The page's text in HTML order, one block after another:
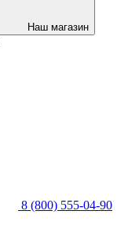
Наш магазин
8 (800) 555-04-90